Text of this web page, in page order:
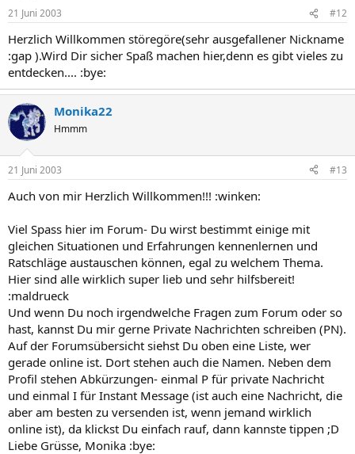
21 Juni 2003 #12
Herzlich Willkommen störegöre(sehr ausgefallener Nickname
:gap ).Wird Dir sicher Spaß machen hier,denn es gibt vieles zu
entdecken.... :bye:
Monika22
Hmmm
21 Juni 2003 #13
Auch von mir Herzlich Willkommen!!! :winken:
Viel Spass hier im Forum- Du wirst bestimmt einige mit
gleichen Situationen und Erfahrungen kennenlernen und
Ratschläge austauschen können, egal zu welchem Thema.
Hier sind alle wirklich super lieb und sehr hilfsbereit!
:maldrueck
Und wenn Du noch irgendwelche Fragen zum Forum oder so
hast, kannst Du mir gerne Private Nachrichten schreiben (PN).
Auf der Forumsübersicht siehst Du oben eine Liste, wer
gerade online ist. Dort stehen auch die Namen. Neben dem
Profil stehen Abkürzungen- einmal P für private Nachricht
und einmal I für Instant Message (ist auch eine Nachricht, die
aber am besten zu versenden ist, wenn jemand wirklich
online ist), da klickst Du einfach rauf, dann kannste tippen ;D
Liebe Grüsse, Monika :bye: